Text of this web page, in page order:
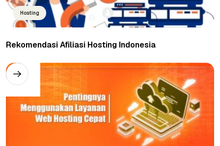
Hosting
Rekomendasi Afiliasi Hosting Indonesia